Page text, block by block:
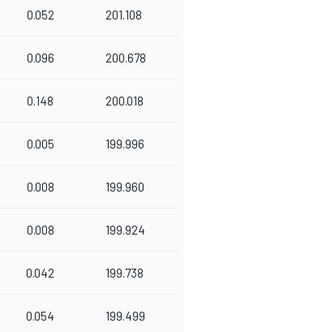
0.052 201.108
0.096 200.678
0.148 200.018
0.005 199.996
0.008 199.960
0.008 199.924
0.042 199.738
0.054 199.499